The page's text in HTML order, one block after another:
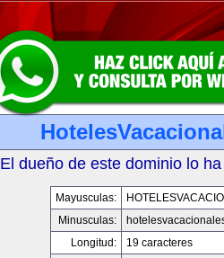
El dueño de este dominio lo
Mayusculas:
Minusculas:
Longitud:
19 caracteres